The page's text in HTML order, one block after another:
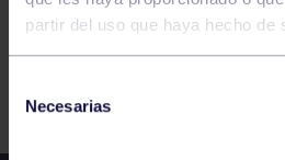
partir del uso que haya hecho de
Necesarias